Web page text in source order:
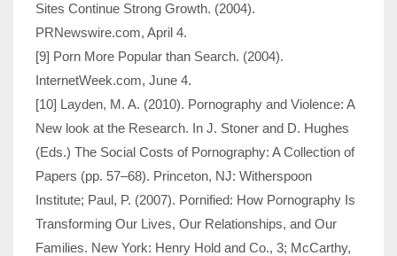
Sites Continue Strong Growth. (2004).
PRNewswire.com, April 4.
[9] Porn More Popular than Search. (2004).
InternetWeek.com, June 4.
[10] Layden, M. A. (2010). Pornography and Violence: A
New look at the Research. In J. Stoner and D. Hughes
(Eds.) The Social Costs of Pornography: A Collection of
Papers (pp. 57–68). Princeton, NJ: Witherspoon
Institute; Paul, P. (2007). Pornified: How Pornography Is
Transforming Our Lives, Our Relationships, and Our
Families. New York: Henry Hold and Co., 3; McCarthy,